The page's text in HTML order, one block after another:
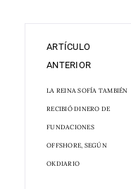
ARTÍCULO
ANTERIOR
LA REINA SOFÍA TAMBIÉN
RECIBIÓ DINERO DE
FUNDACIONES
OFFSHORE, SEGÚN
OKDIARIO